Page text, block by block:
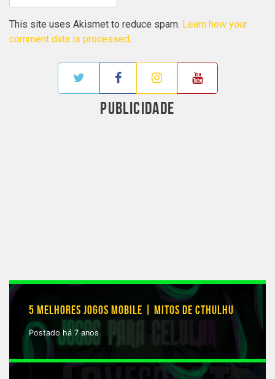
This site uses Akismet to reduce spam. Learn how your
comment data is processed.
PUBLICIDADE
5 MELHORES JOGOS MOBILE | MITOS DE CTHULHU
Postado há 7 anos